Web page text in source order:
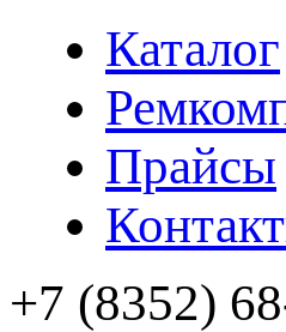
Каталог
Прайсы
+7 (8352)